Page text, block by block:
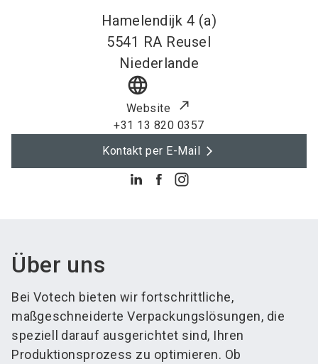
Hamelendijk 4 (a)
5541 RA Reusel
Niederlande
language
Website
+31 13 820 0357
Kontakt per E-Mail
Über uns
Bei Votech bieten wir fortschrittliche,
maßgeschneiderte Verpackungslösungen, die
speziell darauf ausgerichtet sind, Ihren
Produktionsprozess zu optimieren. Ob